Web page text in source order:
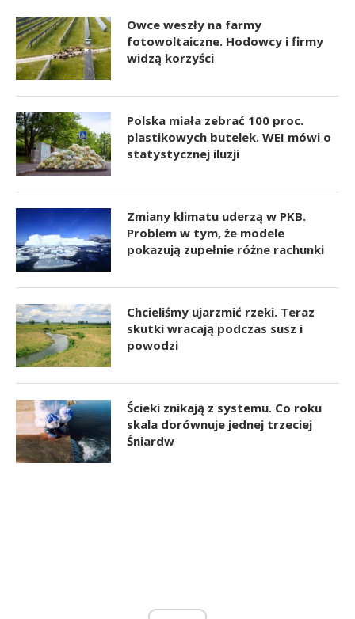
Owce weszły na farmy
fotowoltaiczne. Hodowcy i firmy
widzą korzyści
Polska miała zebrać 100 proc.
plastikowych butelek. WEI mówi o
statystycznej iluzji
Zmiany klimatu uderzą w PKB.
Problem w tym, że modele
pokazują zupełnie różne rachunki
Chcieliśmy ujarzmić rzeki. Teraz
skutki wracają podczas susz i
powodzi
Ścieki znikają z systemu. Co roku
skala dorównuje jednej trzeciej
Śniardw